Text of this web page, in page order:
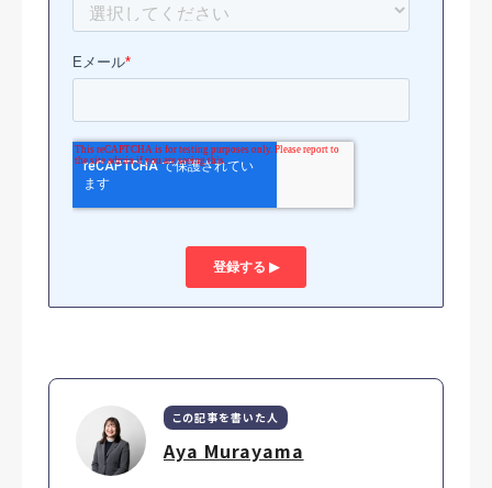
この記事を書いた人
Aya Murayama